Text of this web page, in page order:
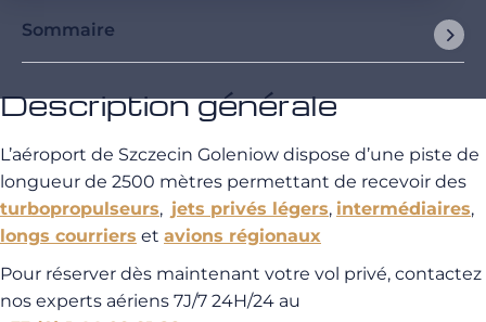
Sommaire
Description générale
L’aéroport de Szczecin Goleniow dispose d’une piste de
longueur de 2500 mètres permettant de recevoir des
turbopropulseurs, jets privés légers, intermédiaires,
longs courriers et avions régionaux
Pour réserver dès maintenant votre vol privé, contactez
nos experts aériens 7J/7 24H/24 au